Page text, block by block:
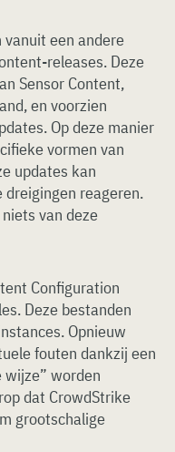
een andere
releases. Deze
Sensor Content,
en voorzien
Op deze manier
vormen van
updates kan
reageren.
van deze
Configuration
Deze bestanden
Opnieuw
fouten dankzij een
worden
dat CrowdStrike
grootschalige